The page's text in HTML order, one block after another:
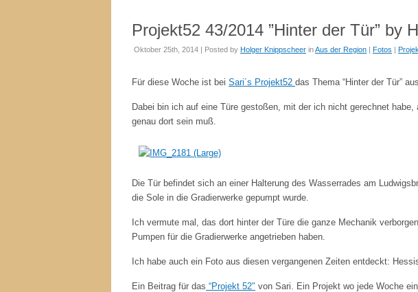
Projekt52 43/2014 ”Hinter der Tür” by
Oktober 25th, 2014 | Posted by Holger Knippscheer inAus der Region | Fotos |
Für diese Woche ist bei Sari´s Projekt52 das Thema “Hinter der Tür”
Dabei bin ich auf eine Türe gestoßen, mit der ich nicht gerechnet habe,
genau dort sein muß.
Die Tür befindet sich an einer Halterung des Wasserrades am
die Sole in die Gradierwerke gepumpt wurde.
Ich vermute mal, das dort hinter der Türe die ganze Mechanik
Pumpen für die Gradierwerke angetrieben haben.
Ich habe auch ein Foto aus diesen vergangenen Zeiten entdeckt:
Ein Beitrag für das “Projekt 52″ von Sari. Ein Projekt wo jede Woche